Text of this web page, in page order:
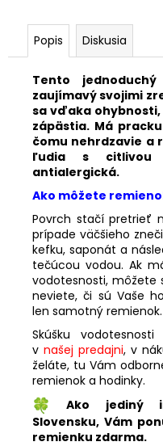
Popis Diskusia
Tento
zaujímavý svojimi
sa vďaka
zápästia. Má
čomu nehrdzavie a
ľudia s citlivou
antialergická.
Ako môžete
Povrch stačí pretrieť
prípade väčšieho
kefku, saponát a
tečúcou vodou. Ak
vodotesnosti, môžete
neviete, či sú Vaše
len samotný remienok.
Skúšku
v našej predajni, v
želáte, tu Vám
remienok a hodinky.
Ako jediný
Slovensku, Vám
remienku zdarma.
KOŽENÝ
EXTRA
ÚZKY
REMIENOK
677-
6/16
€27,50